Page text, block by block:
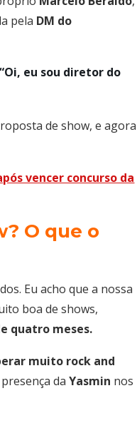
pela DM do
“Oi, eu sou diretor do
de show, e agora
vencer concurso da
O que o
Eu acho que a nossa
boa de shows,
quatro meses.
muito rock and
da Yasmin nos